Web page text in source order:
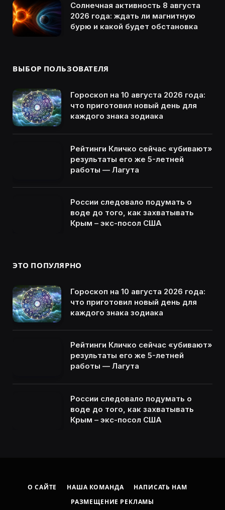
Солнечная активность 8 августа
2026 года: ждать ли магнитную
бурю и какой будет обстановка
ВЫБОР ПОЛЬЗОВАТЕЛЯ
Гороскоп на 10 августа 2026 года:
что приготовил новый день для
каждого знака зодиака
Рейтинги Кличко сейчас «убивают»
результаты его же 5-летней
работы — Лагута
России следовало подумать о
воде до того, как захватывать
Крым – экс-посол США
ЭТО ПОПУЛЯРНО
Гороскоп на 10 августа 2026 года:
что приготовил новый день для
каждого знака зодиака
Рейтинги Кличко сейчас «убивают»
результаты его же 5-летней
работы — Лагута
России следовало подумать о
воде до того, как захватывать
Крым – экс-посол США
О САЙТЕ НАША КОМАНДА
НАПИСАТЬ НАМ
РАЗМЕЩЕНИЕ РЕКЛАМЫ